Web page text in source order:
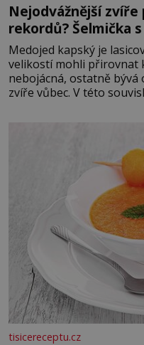
Nejodvážnější
rekordů? Šelmička
Medojed kapský je
velikostí mohli přirovnat
nebojácná, ostatně bývá
zvíře vůbec. V této
tisicereceptu.cz